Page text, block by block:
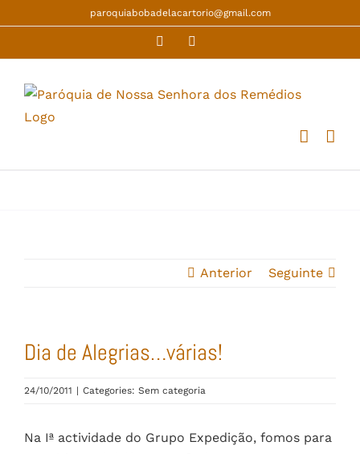
content
paroquiabobadelacartorio@gmail.com
Facebook
Anterior Seguinte
Dia de Alegrias…várias!
24/10/2011 | Categories: Sem categoria
Na Iª actividade do Grupo Expedição, fomos para